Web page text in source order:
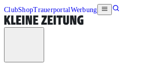
ClubShopTrauerportalWerbung